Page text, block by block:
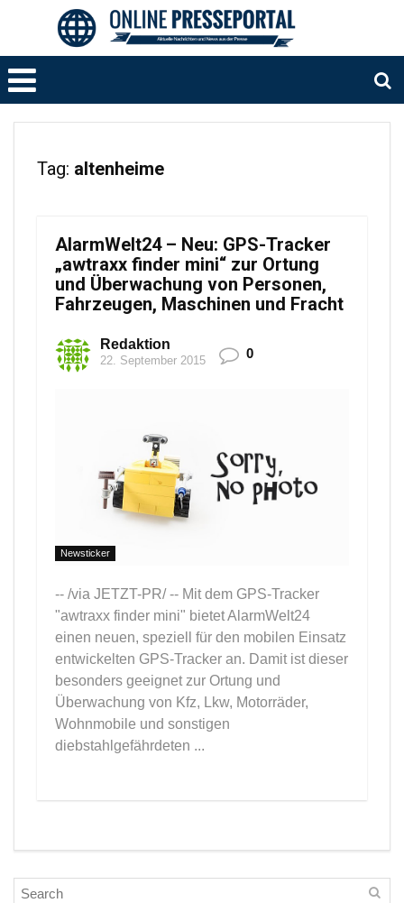
Tag: altenheime
AlarmWelt24 – Neu: GPS-Tracker
„awtraxx finder mini“ zur Ortung
und Überwachung von Personen,
Fahrzeugen, Maschinen und Fracht
Redaktion
22. September 2015 0
Newsticker
-- /via JETZT-PR/ -- Mit dem GPS-Tracker
"awtraxx finder mini" bietet AlarmWelt24
einen neuen, speziell für den mobilen Einsatz
entwickelten GPS-Tracker an. Damit ist dieser
besonders geeignet zur Ortung und
Überwachung von Kfz, Lkw, Motorräder,
Wohnmobile und sonstigen
diebstahlgefährdeten ...